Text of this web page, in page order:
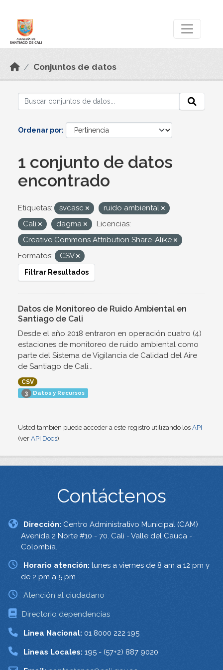
Conjuntos de datos
Ordenar por
1 conjunto de datos
encontrado
Etiquetas: svcasc
ruido ambiental
Cali
dagma
Licencias:
Creative Commons Attribution Share-Alike
Formatos:
CSV
Filtrar Resultados
Datos de Monitoreo de Ruido Ambiental en
Santiago de Cali
Desde el año 2018 entraron en operación cuatro (4)
estaciones de monitoreo de ruido ambiental como
parte del Sistema de Vigilancia de Calidad del Aire
de Santiago de Cali...
CSV
3 Datos y Recursos
Usted también puede acceder a este registro utilizando los API
(ver API Docs).
Contáctenos
Dirección: Centro Administrativo Municipal (CAM)
Avenida 2 Norte #10 - 70. Cali - Valle del Cauca -
Colombia.
Horario atención: lunes a viernes de 8 am a 12 pm y
de 2 pm a 5 pm.
Atención al ciudadano
Directorio dependencias
Linea Nacional: 01 8000 222 195
Lineas Locales: 195 - (57+2) 887 9020